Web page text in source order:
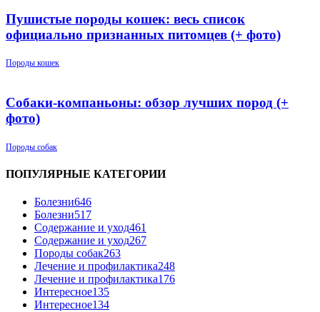
Пушистые породы кошек: весь список
официально признанных питомцев (+ фото)
Породы кошек
Собаки-компаньоны: обзор лучших пород (+
фото)
Породы собак
ПОПУЛЯРНЫЕ КАТЕГОРИИ
Болезни646
Болезни517
Содержание и уход461
Содержание и уход267
Породы собак263
Лечение и профилактика248
Лечение и профилактика176
Интересное135
Интересное134